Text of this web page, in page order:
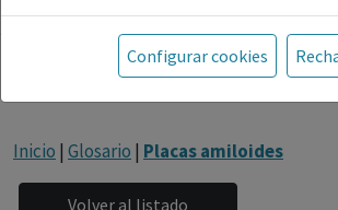
Toda la información incluida en la
referida a productos del mercado
tanto, dirigida a profesionales
facultados para prescribir o dispensar
fármacos se facilita a título meramente
siendo responsabilidad de los
Configurar cookies
Inicio | Glosario | Placas amiloides